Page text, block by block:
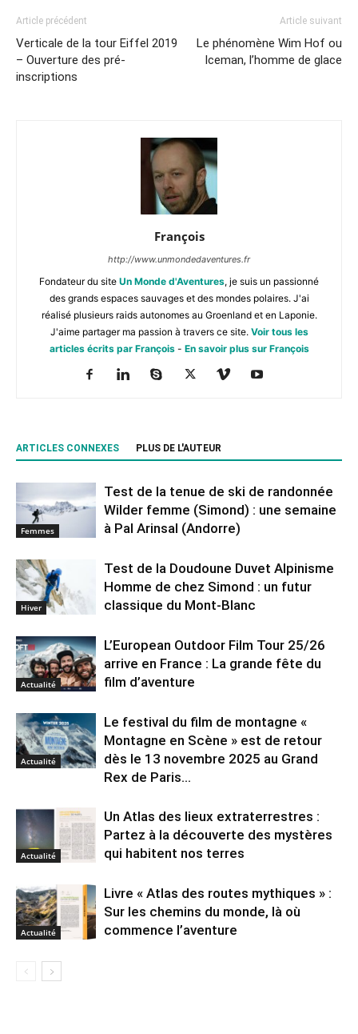
Article précédent
Verticale de la tour Eiffel 2019
– Ouverture des pré-
inscriptions
Article suivant
Le phénomène Wim Hof ou
Iceman, l’homme de glace
François
http://www.unmondedaventures.fr
Fondateur du site Un Monde d'Aventures, je suis un passionné
des grands espaces sauvages et des mondes polaires. J'ai
réalisé plusieurs raids autonomes au Groenland et en Laponie.
J'aime partager ma passion à travers ce site. Voir tous les
articles écrits par François- En savoir plus sur François
ARTICLES CONNEXES PLUS DE L'AUTEUR
Femmes
Test de la tenue de ski de randonnée
Wilder femme (Simond) : une semaine
à Pal Arinsal (Andorre)
Hiver
Test de la Doudoune Duvet Alpinisme
Homme de chez Simond : un futur
classique du Mont-Blanc
Actualité
L’European Outdoor Film Tour 25/26
arrive en France : La grande fête du
film d’aventure
Actualité
Le festival du film de montagne «
Montagne en Scène » est de retour
dès le 13 novembre 2025 au Grand
Rex de Paris...
Actualité
Un Atlas des lieux extraterrestres :
Partez à la découverte des mystères
qui habitent nos terres
Actualité
Livre « Atlas des routes mythiques » :
Sur les chemins du monde, là où
commence l’aventure